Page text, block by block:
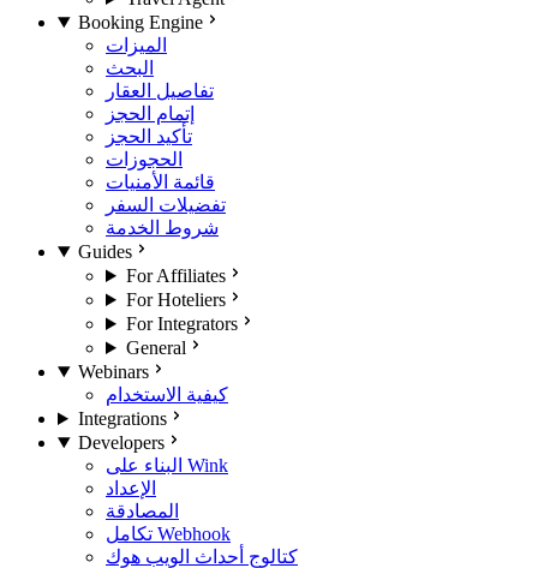
Booking Engine
الميزات
البحث
تفاصيل العقار
إتمام الحجز
تأكيد الحجز
الحجوزات
قائمة الأمنيات
تفضيلات السفر
شروط الخدمة
Guides
For Affiliates
For Hoteliers
For Integrators
General
Webinars
كيفية الاستخدام
Integrations
Developers
البناء على Wink
الإعداد
المصادقة
تكامل Webhook
كتالوج أحداث الويب هوك